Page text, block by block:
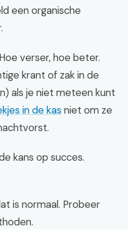
een organische
verser, hoe beter.
krant of zak in de
als je niet meteen kunt
in de kas niet om ze
kans op succes.
is normaal. Probeer